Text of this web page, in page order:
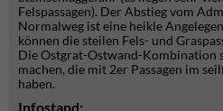
Felspassagen). Der Abstieg vom
Normalweg ist eine heikle
können die steilen Fels- und
Die Ostgrat-Ostwand-Kombination
machen, die mit 2er Passagen im
haben.
Infostand: